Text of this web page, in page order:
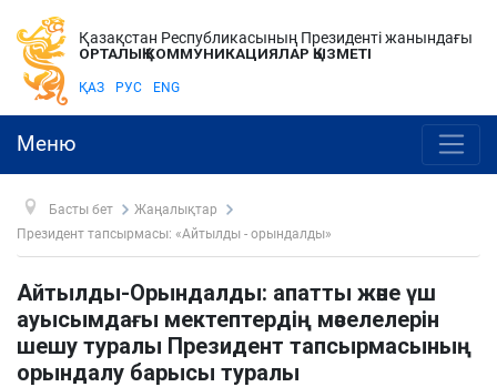
Қазақстан Республикасының Президенті жанындағы
ОРТАЛЫҚ КОММУНИКАЦИЯЛАР ҚЫЗМЕТІ
ҚАЗ РУС ENG
Меню
Басты бет
Жаңалықтар
Президент тапсырмасы: «Айтылды - орындалды»
Айтылды-Орындалды: апатты және үш
ауысымдағы мектептердің мәселелерін
шешу туралы Президент тапсырмасының
орындалу барысы туралы